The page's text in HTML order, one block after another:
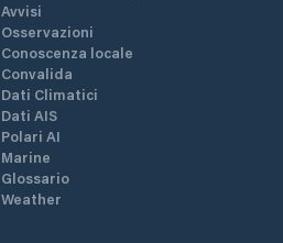
Avvisi
Osservazioni
Conoscenza locale
Convalida
Dati Climatici
Dati AIS
Polari AI
Marine
Glossario
Weather